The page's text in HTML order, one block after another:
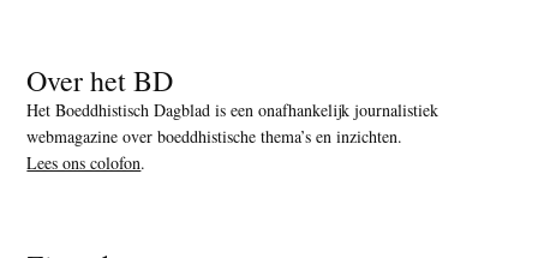
Over het BD
Het Boeddhistisch Dagblad is een onafhankelijk journalistiek
webmagazine over boeddhistische thema’s en inzichten.
Lees ons colofon.